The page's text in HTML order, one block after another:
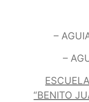
–
–
“BENITO